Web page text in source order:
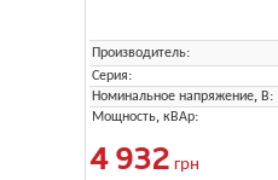
Производитель:
Серия:
Номинальное напряжение, В:
Мощность, кВАр:
4 932 грн